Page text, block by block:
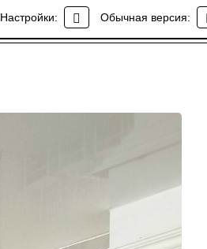
Настройки: Обычная версия: